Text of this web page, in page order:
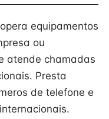
equipamentos
ou
atende chamadas
Presta
de telefone e